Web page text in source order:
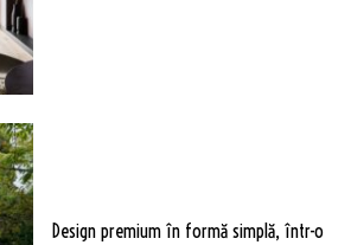
Design premium în formă simplă, într-o